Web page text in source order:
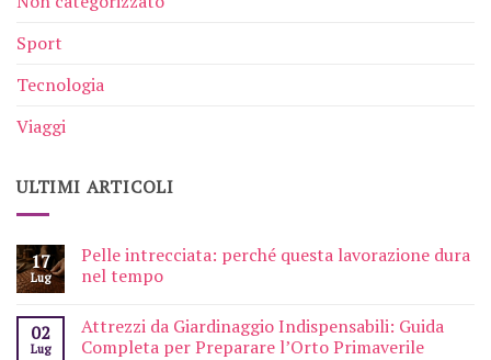
Sport
Tecnologia
Viaggi
ULTIMI ARTICOLI
17
Lug
Pelle intrecciata: perché questa lavorazione dura
nel tempo
02
Lug
Attrezzi da Giardinaggio Indispensabili: Guida
Completa per Preparare l’Orto Primaverile